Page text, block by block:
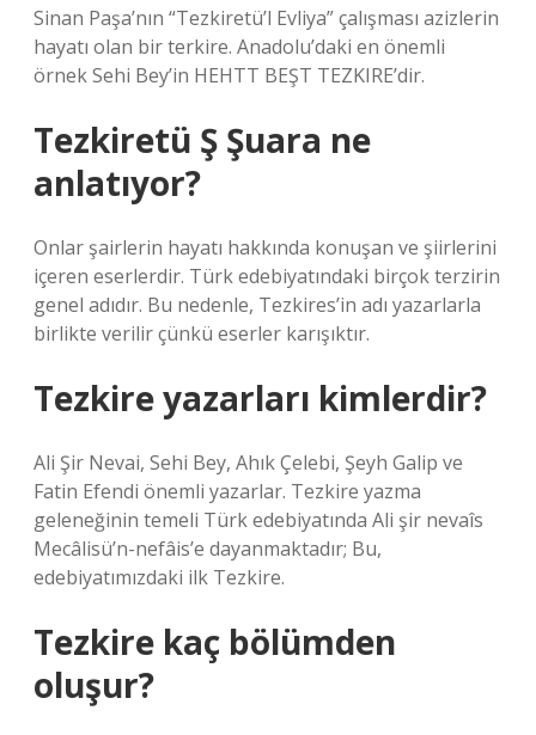
Sinan Paşa’nın “Tezkiretü’l Evliya” çalışması azizlerin
hayatı olan bir terkire. Anadolu’daki en önemli
örnek Sehi Bey’in HEHTT BEŞT TEZKIRE’dir.
Tezkiretü Ş Şuara ne
anlatıyor?
Onlar şairlerin hayatı hakkında konuşan ve şiirlerini
içeren eserlerdir. Türk edebiyatındaki birçok terzirin
genel adıdır. Bu nedenle, Tezkires’in adı yazarlarla
birlikte verilir çünkü eserler karışıktır.
Tezkire yazarları kimlerdir?
Ali Şir Nevai, Sehi Bey, Ahık Çelebi, Şeyh Galip ve
Fatin Efendi önemli yazarlar. Tezkire yazma
geleneğinin temeli Türk edebiyatında Ali şir nevaîs
Mecâlisü’n-nefâis’e dayanmaktadır; Bu,
edebiyatımızdaki ilk Tezkire.
Tezkire kaç bölümden
oluşur?